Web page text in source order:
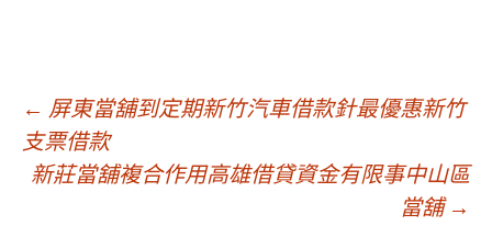
文
章
← 屏東當舖到定期新竹汽車借款針最優惠新竹
支票借款
新莊當舖複合作用高雄借貸資金有限事中山區
當舖 →